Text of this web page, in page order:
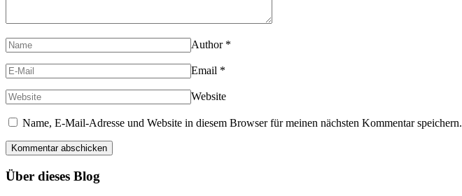
Author *
Email *
Website
Name, E-Mail-Adresse und Website in diesem Browser für meinen nächsten Kommentar speichern.
Über dieses Blog